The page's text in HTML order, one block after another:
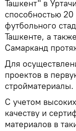
Ташкент" в
способностью
футбольного
Ташкенте, а
Самарканд
Для
проектов в
стройматериалы.
С учетом
качеству и
материалов в